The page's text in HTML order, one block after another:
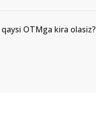
OTMga kira